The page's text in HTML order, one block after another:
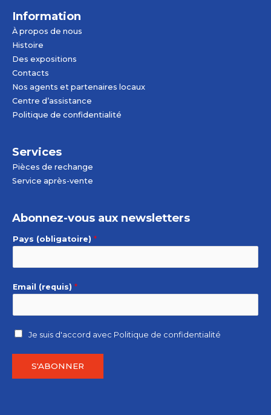
Information
À propos de nous
Histoire
Des expositions
Contacts
Nos agents et partenaires locaux
Centre d’assistance
Politique de confidentialité
Services
Pièces de rechange
Service après-vente
Abonnez-vous aux newsletters
Pays (obligatoire) *
Email (requis) *
Je suis d'accord avec Politique de confidentialité
S'ABONNER